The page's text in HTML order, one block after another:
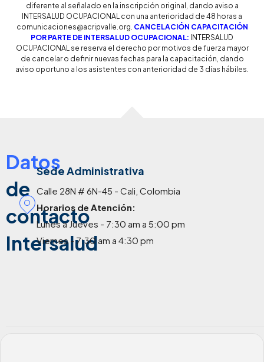
diferente al señalado en la inscripción original, dando aviso a
INTERSALUD OCUPACIONAL con una anterioridad de 48 horas a
comunicaciones@acripvalle.org CANCELACIÓN CAPACITACIÓN
POR PARTE DE INTERSALUD OCUPACIONAL: INTERSALUD
OCUPACIONAL se reserva el derecho por motivos de fuerza mayor
de cancelar o definir nuevas fechas para la capacitación, dando
aviso oportuno a los asistentes con anterioridad de 3 días hábiles.
Datos
de
contacto
Intersalud
Sede Administrativa
Calle 28N # 6N-45 - Cali, Colombia
Horarios de Atención:
Lunes a Jueves - 7:30 am a 5:00 pm
Viernes - 7:30 am a 4:30 pm